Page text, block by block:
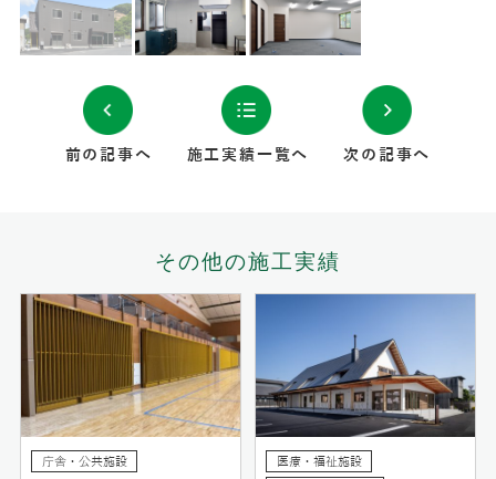
前の記事へ 施工実績一覧へ 次の記事へ
その他の施工実績
庁舎・公共施設
医療・福祉施設